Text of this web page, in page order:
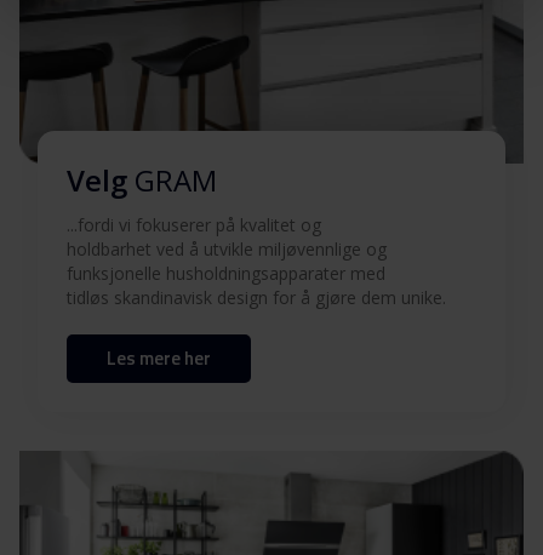
Brukermanual (SV)
Brukermanual (NO)
Brukermanual (FI)
Brukermanual (EN)
Brukermanual (DK)
Monteringsveiledning
Last ned
Produktbilde DS 6400-60/1
Velg GRAM
...fordi vi fokuserer på kvalitet og
holdbarhet ved å utvikle miljøvennlige og
funksjonelle husholdningsapparater med
tidløs skandinavisk design for å gjøre dem unike.
Les mere her